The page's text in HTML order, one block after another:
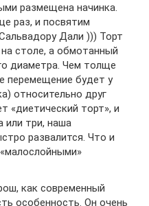
размещена начинка.
раз, и посвятим
Дали ))) Торт
столе, а обмотанный
диаметра. Чем толще
перемещение будет у
относительно друг
«диетический торт», и
или три, наша
развалится. Что и
как современный
особенность. Он очень